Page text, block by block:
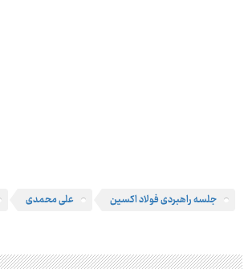
جلسه راهبردی فولاد اکسین علی محمدی